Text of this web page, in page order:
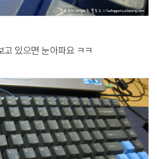
고 있으면 눈아파요 ㅋㅋ